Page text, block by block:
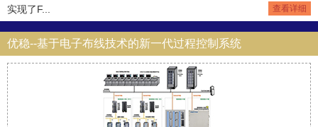
实现了F... 查看详细
优稳--基于电子布线技术的新一代过程控制系统